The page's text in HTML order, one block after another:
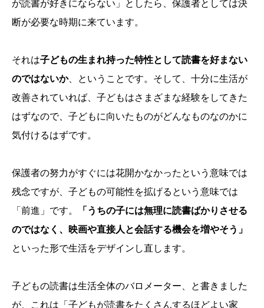
が読書が好きにならない」としたら、保護者としては決
断が必要な時期に来ています。
それは子どもの生まれ持った特性として読書を好まない
のではないか、ということです。そして、十分に生活が
改善されていれば、子どもはさまざまな経験をしてきた
はずなので、子どもに向いたものがどんなものなのかに
気付けるはずです。
保護者の努力がすぐには花開かなかったという意味では
残念ですが、子どもの可能性を拡げるという意味では
「前進」です。
「うちの子には無理に読書ばかりさせる
のではなく、映画や直接人と会話する機会を増やそう」
といった形で生活をデザインし直します。
子どもの読書は生活全体のバロメーター、と書きました
が、これは「子どもが読書をたくさんするほどよい家